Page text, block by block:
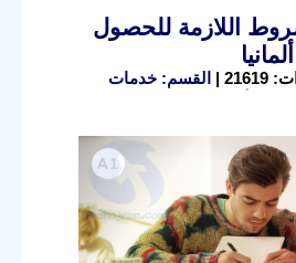
اللازمة للحصول
| القسم: خدمات